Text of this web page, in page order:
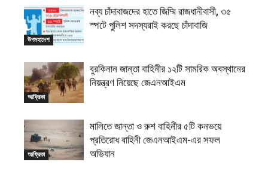
উপমহাদেশ
নব্য চাঁদাবাজদের হাতে জিম্মি রাজধানীবাসী, ৩৫
স্পটে পুলিশ সদস্যরাই করছে চাঁদাবাজি
আফ্রিকা
বুরকিনান জান্তা বাহিনীর ১২টি সামরিক অবস্থানের
নিয়ন্ত্রণ নিয়েছে জেএনআইএম
আফ্রিকা
মালিতে জান্তা ও রুশ বাহিনীর ৫টি কনভয়ে
প্রতিরোধ বাহিনী জেএনআইএম-এর সফল
অভিযান